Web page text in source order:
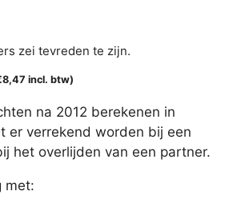
zei tevreden te zijn.
8,47 incl. btw)
na 2012 berekenen in
er verrekend worden bij een
het overlijden van een partner.
met: